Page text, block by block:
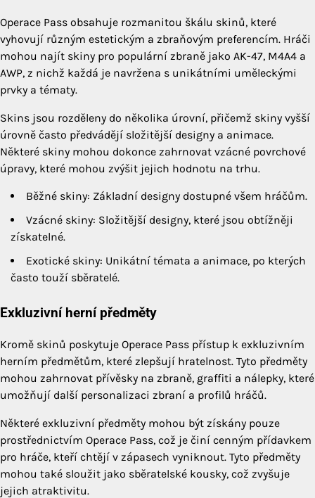
Operace Pass obsahuje rozmanitou škálu skinů, které
vyhovují různým estetickým a zbraňovým preferencím. Hráči
mohou najít skiny pro populární zbraně jako AK-47, M4A4 a
AWP, z nichž každá je navržena s unikátními uměleckými
prvky a tématy.
Skins jsou rozděleny do několika úrovní, přičemž skiny vyšší
úrovně často předvádějí složitější designy a animace.
Některé skiny mohou dokonce zahrnovat vzácné povrchové
úpravy, které mohou zvýšit jejich hodnotu na trhu.
Běžné skiny: Základní designy dostupné všem hráčům.
Vzácné skiny: Složitější designy, které jsou obtížněji
získatelné.
Exotické skiny: Unikátní témata a animace, po kterých
často touží sběratelé.
Exkluzivní herní předměty
Kromě skinů poskytuje Operace Pass přístup k exkluzivním
herním předmětům, které zlepšují hratelnost. Tyto předměty
mohou zahrnovat přívěsky na zbraně, graffiti a nálepky, které
umožňují další personalizaci zbraní a profilů hráčů.
Některé exkluzivní předměty mohou být získány pouze
prostřednictvím Operace Pass, což je činí cenným přídavkem
pro hráče, kteří chtějí v zápasech vyniknout. Tyto předměty
mohou také sloužit jako sběratelské kousky, což zvyšuje
jejich atraktivitu.